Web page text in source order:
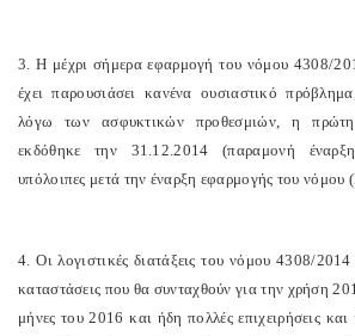
3. Η μέχρι σήμερα εφαρμογή του νόμου 4308/
έχει παρουσιάσει κανένα ουσιαστικό
λόγω των ασφυκτικών προθεσμιών, η πρώτη
εκδόθηκε την 31.12.2014 (παραμονή
υπόλοιπες μετά την έναρξη εφαρμογής του νόμου
4. Οι λογιστικές διατάξεις του νόμου 4308/
καταστάσεις που θα συνταχθούν για την χρήση
μήνες του 2016 και ήδη πολλές επιχειρήσεις και